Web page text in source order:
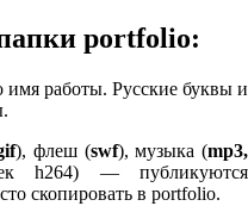
port­fo­lio:
работы. Русские буквы и
), флеш (swf), музыка (mp3,
h264) — публикуются
скопировать в port­fo­lio.